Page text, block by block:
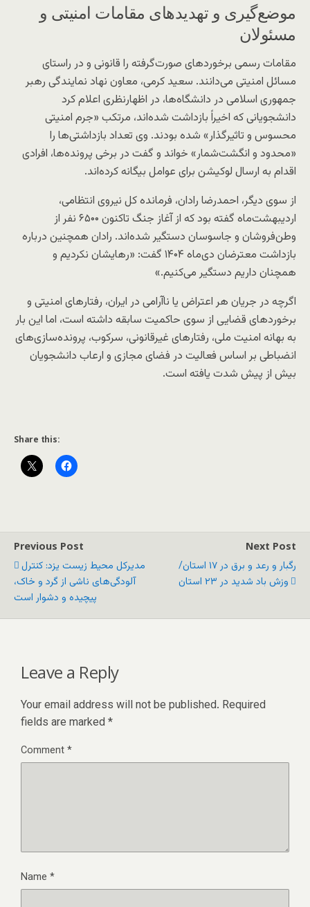
موضع‌گیری و تهدیدهای مقامات امنیتی و
مسئولان
مقامات رسمی برخوردهای صورت‌گرفته را قانونی و در راستای
مسائل امنیتی می‌دانند. سعید کرمی، معاون نهاد نمایندگی رهبر
جمهوری اسلامی در دانشگاه‌ها، در اظهارنظری اعلام کرد
دانشجویانی که اخیراً بازداشت شده‌اند، مرتکب «جرم امنیتی
محسوس و تاثیرگذار» شده بودند. وی تعداد بازداشتی‌ها را
«محدود و انگشت‌شمار» خواند و گفت در برخی پرونده‌ها، افرادی
اقدام به ارسال لوکیشن برای عوامل بیگانه کرده‌اند.
از سوی دیگر، احمدرضا رادان، فرمانده کل نیروی انتظامی،
اردیبهشت‌ماه گفته بود که از آغاز جنگ تاکنون ۶۵۰۰ نفر از
وطن‌فروشان و جاسوسان دستگیر شده‌اند. رادان همچنین درباره
بازداشت معترضان دی‌ماه ۱۴۰۴ گفت: «رهایشان نکردیم و
همچنان داریم دستگیر می‌کنیم.»
اگرچه در جریان هر اعتراض یا ناآرامی در ایران، رفتارهای امنیتی و
برخوردهای قضایی از سوی حاکمیت سابقه داشته است، اما این بار
به بهانه امنیت ملی، رفتارهای غیرقانونی، سرکوب، پرونده‌سازی‌های
انضباطی بر اساس فعالیت در فضای مجازی و ارعاب دانشجویان
بیش از پیش شدت یافته است.
Share this:
Previous Post
مدیرکل محیط زیست یزد: کنترل
آلودگی‌های ناشی از گرد و خاک،
پیچیده و دشوار است
Next Post
رگبار و رعد و برق در ۱۷ استان/
وزش باد شدید در ۲۳ استان
Leave a Reply
Your email address will not be published. Required
fields are marked *
Comment*
Name *